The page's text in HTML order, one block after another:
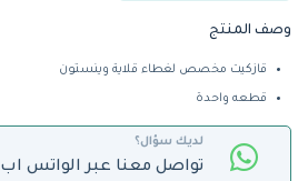
وصف المنتج
قازكيت مخصص لغطاء قلاية وينستون
قطعه واحدة
لديك سؤال؟
تواصل معنا عبر الواتس اب